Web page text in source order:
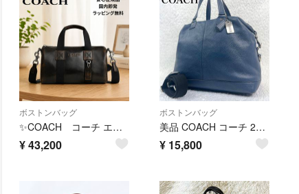
ボストンバッグ
✨COACH コーチ エクスプローラー ダッフル バッグ 28・ラブド レザー CET24 SVPMZ
¥43,200
ボストンバッグ
美品 COACH コーチ 2WAY ボストンバッグ メタルチャーム 大容量 シボ革 本革 レザー ネイビー ショルダー 旅行 出張
¥ 15,800